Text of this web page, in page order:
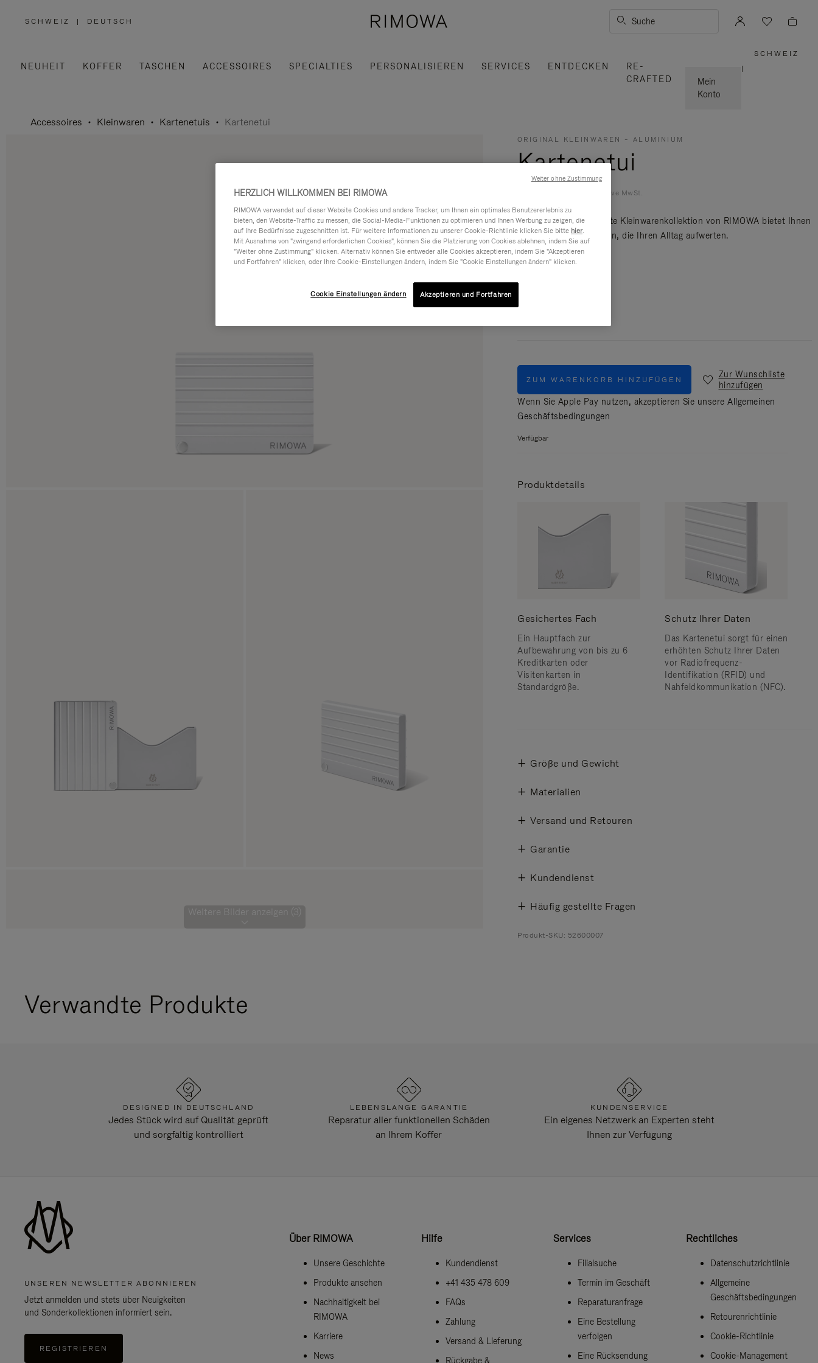
SCHWEIZ
,
AUS
| DEUTSCH Suche
NEUHEIT KOFFER TASCHEN ACCESSOIRES SPECIALTIES PERSONALISIEREN SERVICES ENTDECKEN
RE-
CRAFTED
Mein
Konto
SCHWEIZ
|
Accessoires Kleinwaren Kartenetuis Kartenetui
Weitere Bilder anzeigen (3)
ORIGINAL KLEINWAREN – ALUMINIUM
Kartenetui
Inklusive MwSt.
Die in Italien hergestellte Kleinwarenkollektion von RIMOWA bietet Ihnen
eine Auswahl an Artikeln, die Ihren Alltag aufwerten.
Lesen Sie mehr
ZUM WARENKORB HINZUFÜGEN
Zur Wunschliste
hinzufügen
Wenn Sie Apple Pay nutzen, akzeptieren Sie unsere Allgemeinen
Geschäftsbedingungen
Verfügbar
Produktdetails
Gesichertes Fach
Ein Hauptfach zur
Aufbewahrung von bis zu 6
Kreditkarten oder
Visitenkarten in
Standardgröße.
Schutz Ihrer Daten
Das Kartenetui sorgt für einen
erhöhten Schutz Ihrer Daten
vor Radiofrequenz-
Identifikation (RFID) und
Nahfeldkommunikation (NFC).
Größe und Gewicht
Materialien
Versand und Retouren
Garantie
Kundendienst
Häufig gestellte Fragen
Produkt-SKU: 52600007
Verwandte Produkte
DESIGNED IN DEUTSCHLAND
Jedes Stück wird auf Qualität geprüft
und sorgfältig kontrolliert
LEBENSLANGE GARANTIE
Reparatur aller funktionellen Schäden
an Ihrem Koffer
KUNDENSERVICE
Ein eigenes Netzwerk an Experten steht
Ihnen zur Verfügung
UNSEREN NEWSLETTER ABONNIEREN
Jetzt anmelden und stets über Neuigkeiten
und Sonderkollektionen informiert sein.
REGISTRIEREN
Über RIMOWA
Unsere Geschichte
Produkte ansehen
Nachhaltigkeit bei
RIMOWA
Karriere
News
Hilfe
Kundendienst
+41 435 478 609
FAQs
Zahlung
Versand & Lieferung
Rückgabe &
Services
Filialsuche
Termin im Geschäft
Reparaturanfrage
Eine Bestellung
verfolgen
Eine Rücksendung
Rechtliches
Datenschutzrichtlinie
Allgemeine
Geschäftsbedingungen
Retourenrichtlinie
Cookie-Richtlinie
Cookie-Management
HERZLICH WILLKOMMEN BEI RIMOWA
RIMOWA verwendet auf dieser Website Cookies und andere Tracker, um Ihnen ein optimales Benutzererlebnis zu
bieten, den Website-Traffic zu messen, die Social-Media-Funktionen zu optimieren und Ihnen Werbung zu zeigen, die
auf Ihre Bedürfnisse zugeschnitten ist. Für weitere Informationen zu unserer Cookie-Richtlinie klicken Sie bitte hier.
Mit Ausnahme von "zwingend erforderlichen Cookies", können Sie die Platzierung von Cookies ablehnen, indem Sie auf
"Weiter ohne Zustimmung" klicken. Alternativ können Sie entweder alle Cookies akzeptieren, indem Sie "Akzeptieren
und Fortfahren" klicken, oder Ihre Cookie-Einstellungen ändern, indem Sie "Cookie Einstellungen ändern" klicken.
Cookie Einstellungen ändern Akzeptieren und Fortfahren
Weiter ohne Zustimmung